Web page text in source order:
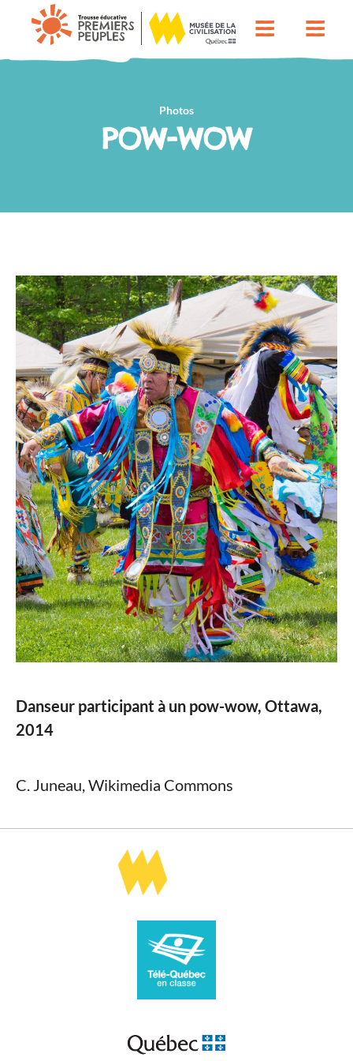
Photos
POW-WOW
Danseur participant à un pow-wow, Ottawa,
2014
C. Juneau, Wikimedia Commons